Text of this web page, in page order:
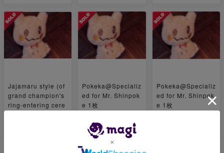
Jajamaru style (of
grand champion's
ring-entering cere
Pokeka@Specializ
ed for Mr. Shinpok
e 1枚
¥ 12,500
Pokeka@Specializ
ed for Mr. Shinpok
e 1枚